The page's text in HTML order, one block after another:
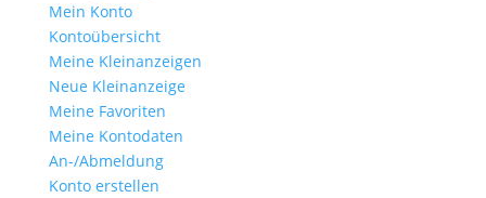
Mein Konto
Kontoübersicht
Meine Kleinanzeigen
Neue Kleinanzeige
Meine Favoriten
Meine Kontodaten
An-/Abmeldung
Konto erstellen